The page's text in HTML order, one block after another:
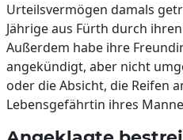
Urteilsvermögen damals
Jährige aus Fürth durch
Außerdem habe ihre
angekündigt, aber nicht
oder die Absicht, die Reifen
Lebensgefährtin ihres